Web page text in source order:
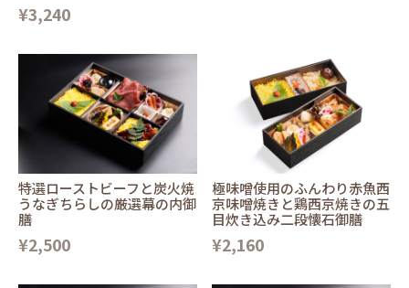
¥3,240
特選ローストビーフと炭火焼
うなぎちらしの厳選幕の内御
膳
¥2,500
極味噌使用のふんわり赤魚西
京味噌焼きと鶏西京焼きの五
目炊き込み二段懐石御膳
¥2,160